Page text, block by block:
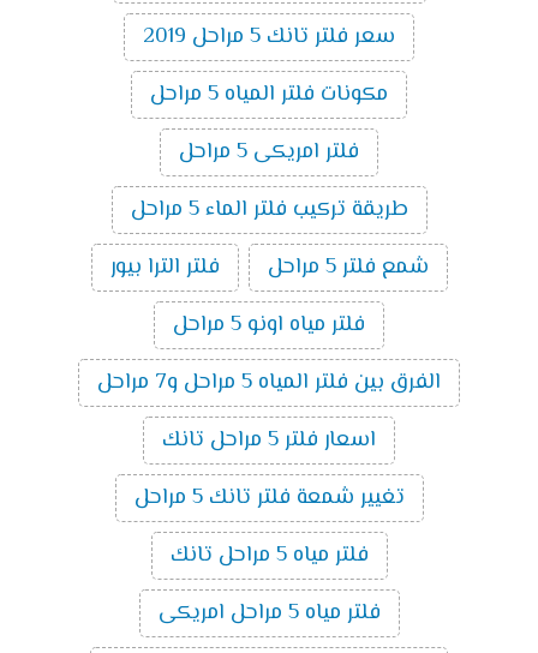
سعر فلتر تانك 5 مراحل 2019
مكونات فلتر المياه 5 مراحل
فلتر امريكى 5 مراحل
طريقة تركيب فلتر الماء 5 مراحل
شمع فلتر 5 مراحل
فلتر الترا بيور
فلتر مياه اونو 5 مراحل
الفرق بين فلتر المياه 5 مراحل و7 مراحل
اسعار فلتر 5 مراحل تانك
تغيير شمعة فلتر تانك 5 مراحل
فلتر مياه 5 مراحل تانك
فلتر مياه 5 مراحل امريكى